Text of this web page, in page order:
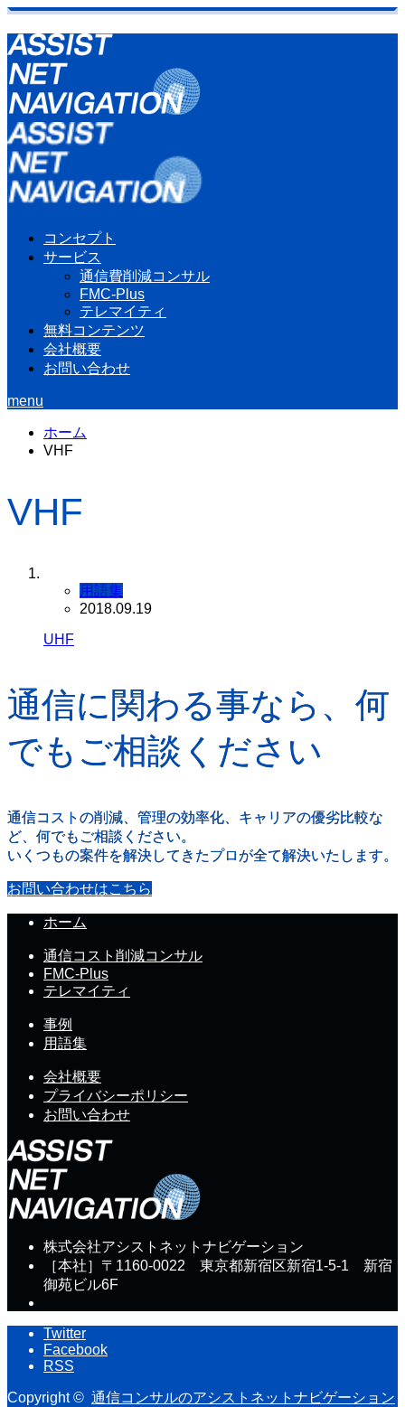
コンセプト
サービス
通信費削減コンサル
FMC-Plus
テレマイティ
無料コンテンツ
会社概要
お問い合わせ
menu
ホーム
VHF
VHF
用語集
2018.09.19
UHF
通信に関わる事なら、何
でもご相談ください
通信コストの削減、管理の効率化、キャリアの優劣比較な
ど、何でもご相談ください。
いくつもの案件を解決してきたプロが全て解決いたします。
お問い合わせはこちら
ホーム
通信コスト削減コンサル
FMC-Plus
テレマイティ
事例
用語集
会社概要
プライバシーポリシー
お問い合わせ
株式会社アシストネットナビゲーション
［本社］〒1160-0022 東京都新宿区新宿1-5-1 新宿
御苑ビル6F
Twitter
Facebook
RSS
Copyright © 通信コンサルのアシストネットナビゲーション